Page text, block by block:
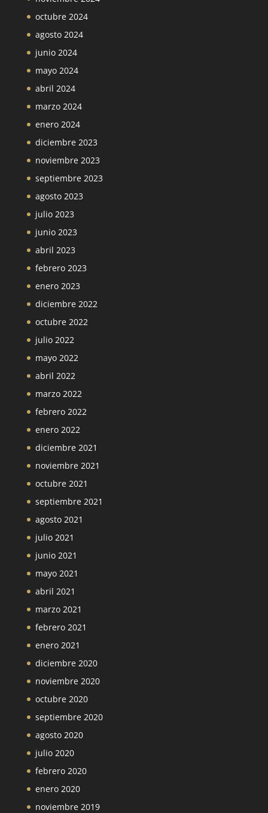
octubre 2024
agosto 2024
junio 2024
mayo 2024
abril 2024
marzo 2024
enero 2024
diciembre 2023
noviembre 2023
septiembre 2023
agosto 2023
julio 2023
junio 2023
abril 2023
febrero 2023
enero 2023
diciembre 2022
octubre 2022
julio 2022
mayo 2022
abril 2022
marzo 2022
febrero 2022
enero 2022
diciembre 2021
noviembre 2021
octubre 2021
septiembre 2021
agosto 2021
julio 2021
junio 2021
mayo 2021
abril 2021
marzo 2021
febrero 2021
enero 2021
diciembre 2020
noviembre 2020
octubre 2020
septiembre 2020
agosto 2020
julio 2020
febrero 2020
enero 2020
noviembre 2019